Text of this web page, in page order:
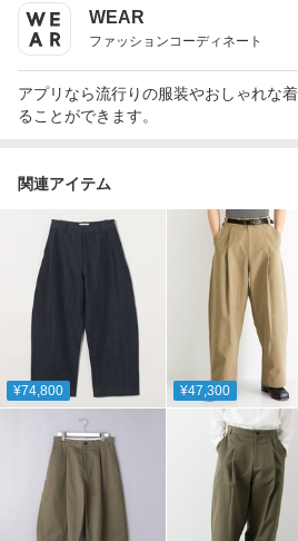
WEAR
ファッションコーディネート
アプリなら流行りの服装やおしゃれな
ることができます。
関連アイテム
¥74,800 ¥47,300